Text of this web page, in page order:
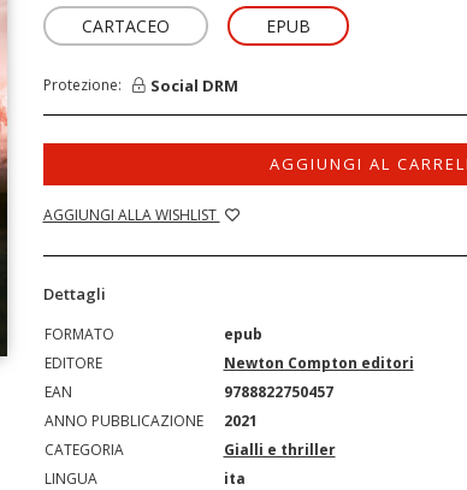
CARTACEO EPUB
Protezione: Social DRM
AGGIUNGI AL
AGGIUNGI ALLA WISHLIST
Dettagli
FORMATO
epub
EDITORE
Newton Compton editori
EAN
9788822750457
ANNO PUBBLICAZIONE
2021
CATEGORIA
Gialli e thriller
LINGUA
ita